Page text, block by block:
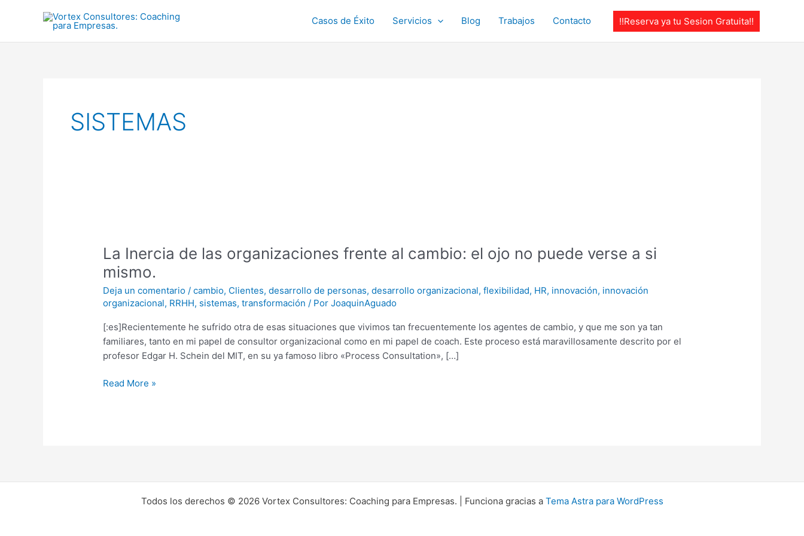
Casos de Éxito Servicios Blog Trabajos Contacto !!Reserva ya tu Sesion Gratuita!!
SISTEMAS
La Inercia de las organizaciones frente al cambio: el ojo no puede verse a si
mismo.
Deja un comentario /cambio, Clientes,desarrollo de personas,desarrollo organizacional,flexibilidad, HR, innovación, innovación
organizacional, RRHH, sistemas,transformación / PorJoaquinAguado
[:es]Recientemente he sufrido otra de esas situaciones que vivimos tan frecuentemente los agentes de cambio, y que me son ya tan
familiares, tanto en mi papel de consultor organizacional como en mi papel de coach. Este proceso está maravillosamente descrito por el
profesor Edgar H. Schein del MIT, en su ya famoso libro «Process Consultation», […]
de
organizaciones
frente
al
cambio:
el
ojo
puede
Read More »
Todos los derechos © 2026 Vortex Consultores: Coaching para Empresas. | Funciona gracias a Tema Astra para WordPress